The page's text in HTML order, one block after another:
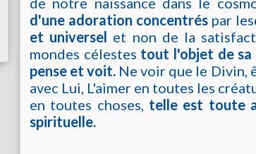
d'une adoration concentréspar
et universel et non de la
mondes célestes tout l'objet de
pense et voit. Ne voir que le Divin,
avec Lui, L'aimer en toutes les
en toutes choses, telle est toute
spirituelle.